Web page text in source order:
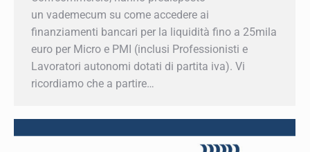
finanziamenti bancari per la liquidità fino a
25mila euro per Micro e PMI (inclusi
Professionisti e Lavoratori autonomi dotati di
partita iva). Vi ricordiamo che a partire…